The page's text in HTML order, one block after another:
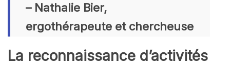
– Nathalie Bier,
ergothérapeute et chercheuse
La reconnaissance d’activités